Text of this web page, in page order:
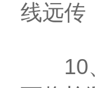
线远传
10、